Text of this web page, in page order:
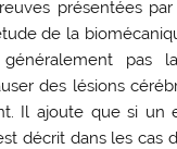
présentées
de la
pas
des lésions
Il ajoute que si un
décrit dans les cas